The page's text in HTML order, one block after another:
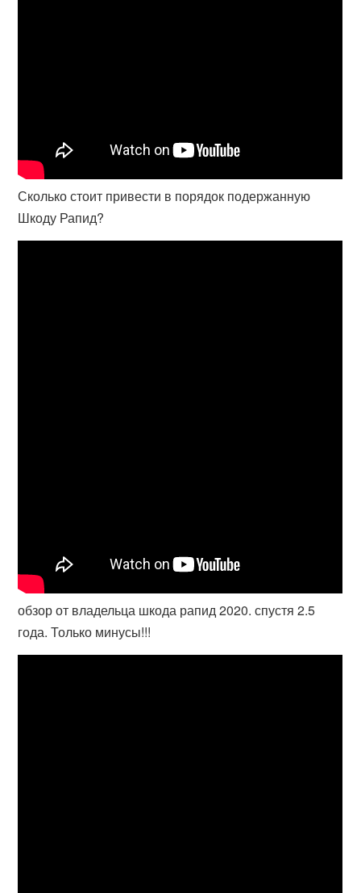
Сколько стоит привести в порядок подержанную
Шкоду Рапид?
обзор от владельца шкода рапид 2020. спустя 2.5
года. Только минусы!!!